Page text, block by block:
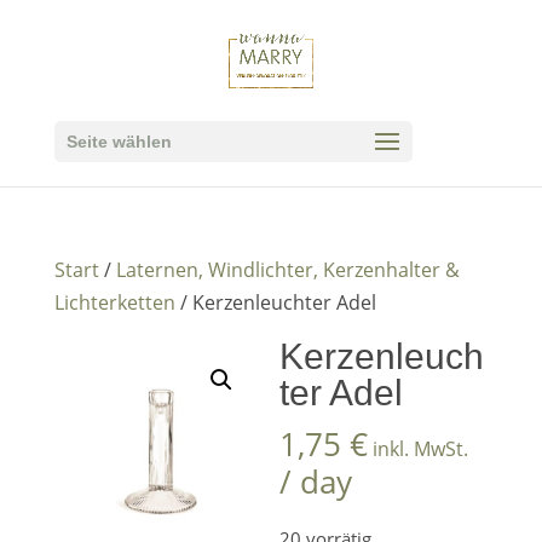
Seite wählen
Start/ Laternen, Windlichter, Kerzenhalter &
Lichterketten / Kerzenleuchter Adel
Kerzenleuch
ter Adel
1,75€ inkl. MwSt.
/ day